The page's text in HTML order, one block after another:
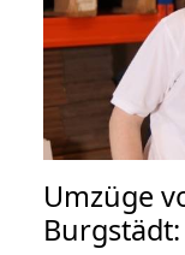
Umzüge